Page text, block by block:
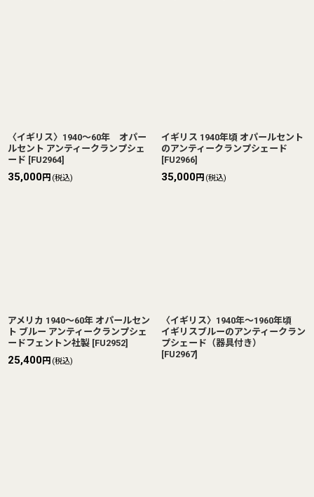
〈イギリス〉1940〜60年 オパー
ルセント アンティークランプシェ
ード [FU2964]
35,000円 (税込)
イギリス 1940年頃 オパールセント
のアンティークランプシェード
[FU2966]
35,000円 (税込)
アメリカ 1940〜60年 オパールセン
ト ブルー アンティークランプシェ
ードフェントン社製 [FU2952]
25,400円 (税込)
〈イギリス〉1940年〜1960年頃
イギリスブルーのアンティークラン
プシェード（器具付き）
[FU2967]